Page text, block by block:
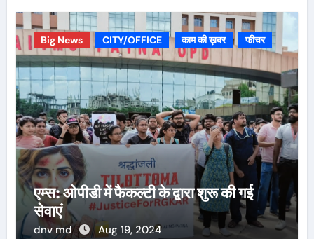
Big News CITY/OFFICE काम की ख़बर फीचर
एम्स: ओपीडी में फैकल्टी के द्वारा शुरू की गई
सेवाएं
dnv md Aug 19, 2024